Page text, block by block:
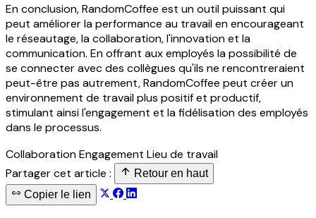
En conclusion, RandomCoffee est un outil puissant qui
peut améliorer la performance au travail en encourageant
le réseautage, la collaboration, l'innovation et la
communication. En offrant aux employés la possibilité de
se connecter avec des collègues qu'ils ne rencontreraient
peut-être pas autrement, RandomCoffee peut créer un
environnement de travail plus positif et productif,
stimulant ainsi l'engagement et la fidélisation des employés
dans le processus.
CollaborationEngagement Lieu de travail
Partager cet article :
Retour en haut
Copier le lien